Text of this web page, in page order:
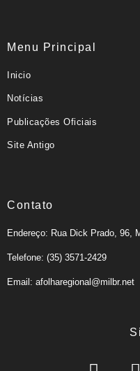
Menu Principal
Inicio
Notícias
Publicações Oficiais
Site Antigo
Contato
Endereço: Rua Dick Prado, 96,
Telefone: (35) 3571-2429
Email: afolharegional@milbr.net